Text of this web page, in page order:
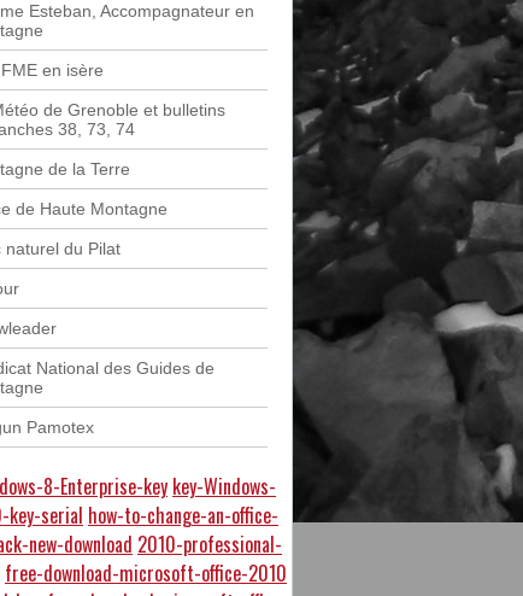
Esteban, Accompagnateur en
en isère
de Grenoble et bulletins
38, 73, 74
de la Terre
de Haute Montagne
naturel du Pilat
National des Guides de
Pamotex
8-Enterprise-key key-Windows-
key-serial how-to-change-an-office-
new-download 2010-professional-
free-download-microsoft-office-2010